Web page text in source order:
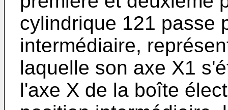
cylindrique 121 passe
intermédiaire,
laquelle son axe X1
l'axe X de la boîte